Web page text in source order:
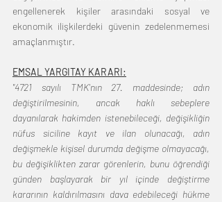
engellenerek kişiler arasındaki sosyal ve
ekonomik ilişkilerdeki güvenin zedelenmemesi
amaçlanmıştır.
EMSAL YARGITAY KARARI:
"4721 sayılı TMK'nın 27. maddesinde; adın
değiştirilmesinin, ancak haklı sebeplere
dayanılarak hakimden istenebileceği, değişikliğin
nüfus siciline kayıt ve ilan olunacağı, adın
değişmekle kişisel durumda değişme olmayacağı,
bu değişiklikten zarar görenlerin, bunu öğrendiği
günden başlayarak bir yıl içinde değiştirme
kararının kaldırılmasını dava edebileceği hükme